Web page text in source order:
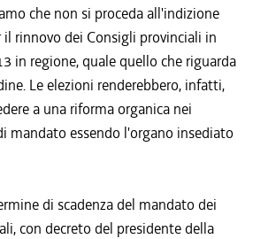
che non si proceda all'indizione
rinnovo dei Consigli provinciali in
in regione, quale quello che riguarda
Le elezioni renderebbero, infatti,
a una riforma organica nei
mandato essendo l'organo insediato
di scadenza del mandato dei
con decreto del presidente della